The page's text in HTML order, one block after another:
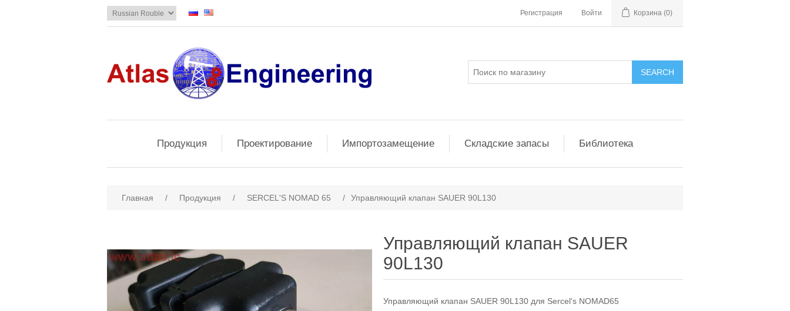
Регистрация Войти Корзина (0)
Продукция Проектирование Импортозамещение Складские запасы Библиотека
Главная / Продукция / SERCEL'S NOMAD 65 / Управляющий клапан SAUER 90L130
Управляющий клапан SAUER
90L130
Управляющий клапан SAUER 90L130 для Sercel's NOMAD65